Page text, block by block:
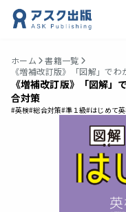
ホーム
書籍一覧
《増補改訂版》「図解」で
《増補改訂版》「図解」
合対策
#英検#総合対策#準１級#はじめて